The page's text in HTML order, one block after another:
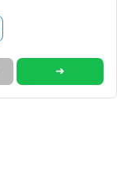
➜